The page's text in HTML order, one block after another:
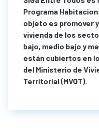
Programa
objeto es promover
vivienda de los
bajo, medio bajo y
están cubiertos en
del Ministerio de
Territorial (MVOT).